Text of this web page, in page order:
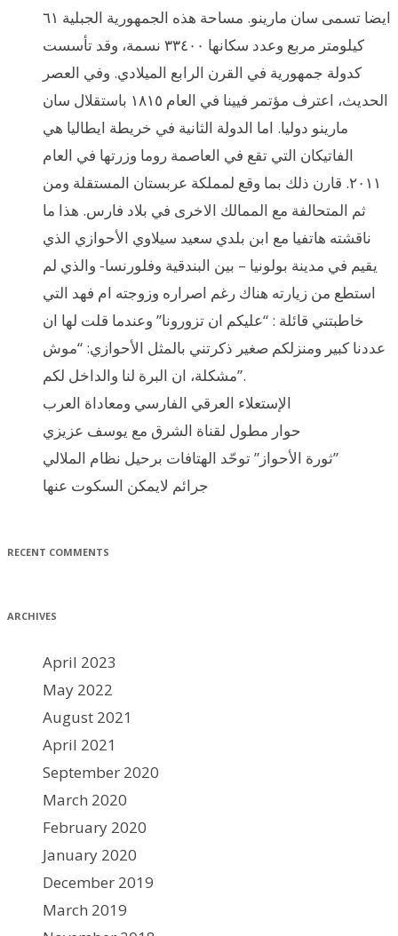
ايضا تسمى سان مارينو. مساحة هذه الجمهورية الجبلية ٦١
كيلومتر مربع وعدد سكانها ٣٣٤٠٠ نسمة، وقد تأسست
كدولة جمهورية في القرن الرابع الميلادي. وفي العصر
الحديث، اعترف مؤتمر فيينا في العام ١٨١٥ باستقلال سان
مارينو دوليا. اما الدولة الثانية في خريطة ايطاليا هي
الفاتيكان التي تقع في العاصمة روما وزرتها في العام
٢٠١١. قارن ذلك بما وقع لمملكة عربستان المستقلة ومن
ثم المتحالفة مع الممالك الاخرى في بلاد فارس. هذا ما
ناقشته هاتفيا مع ابن بلدي سعيد سيلاوي الأحوازي الذي
يقيم في مدينة بولونيا – بين البندقية وفلورنسا- والذي لم
استطع من زيارته هناك رغم اصراره وزوجته ام فهد التي
خاطبتني قائلة : “عليكم ان تزورونا” وعندما قلت لها ان
عددنا كبير ومنزلكم صغير ذكرتني بالمثل الأحوازي: “موش
مشكلة، ان البرة لنا والداخل لكم”.
الإستعلاء العرقي الفارسي ومعاداة العرب
حوار مطول لقناة الشرق مع يوسف عزيزي
ثورة الأحواز” توحّد الهتافات برحيل نظام الملالي”
جرائم لايمكن السكوت عنها
RECENT COMMENTS
ARCHIVES
April 2023
May 2022
August 2021
April 2021
September 2020
March 2020
February 2020
January 2020
December 2019
March 2019